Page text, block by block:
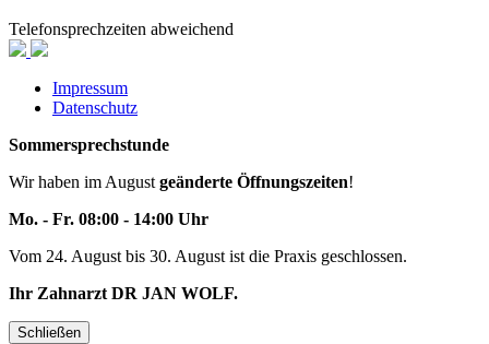
Telefonsprechzeiten abweichend
Impressum
Datenschutz
Sommersprechstunde
Wir haben im August geänderte Öffnungszeiten!
Mo. - Fr. 08:00 - 14:00 Uhr
Vom 24. August bis 30. August ist die Praxis geschlossen.
Ihr Zahnarzt DR JAN WOLF.
Schließen